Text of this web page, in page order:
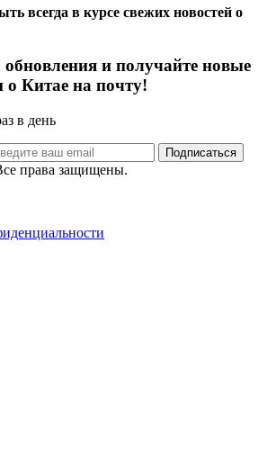
всегда в курсе свежих новостей о
и получайте новые
о Китае на почту!
в день
права защищены.